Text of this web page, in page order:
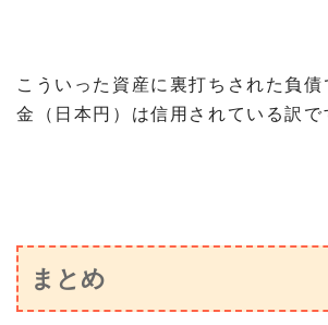
こういった資産に裏打ちされた負債
金（日本円）は信用されている訳で
まとめ